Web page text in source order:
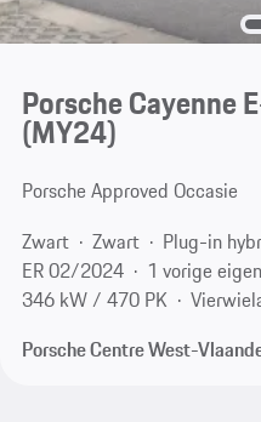
Porsche Cayenne
(MY24)
Porsche Approved Occasie
Zwart
Zwart Plug-in
ER 02/2024
1 vorige
346 kW / 470 PK
Porsche Centre West-